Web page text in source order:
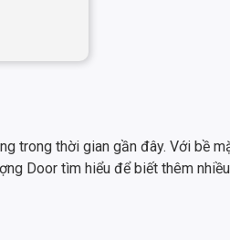
trong thời gian gần đây. Với bề
Door tìm hiểu để biết thêm